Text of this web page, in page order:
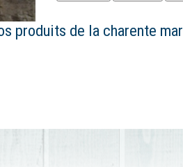
produits de la charente